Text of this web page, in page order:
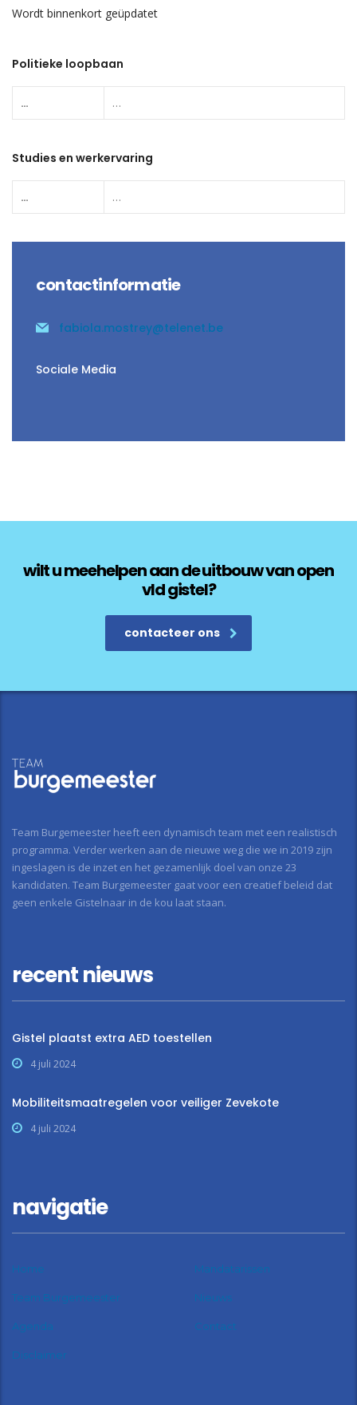
Wordt binnenkort geüpdatet
Politieke loopbaan
… …
Studies en werkervaring
… …
contactinformatie
fabiola.mostrey@telenet.be
Sociale Media
wilt u meehelpen aan de uitbouw van open
vld gistel?
contacteer ons
Team Burgemeester heeft een dynamisch team met een realistisch
programma. Verder werken aan de nieuwe weg die we in 2019 zijn
ingeslagen is de inzet en het gezamenlijk doel van onze 23
kandidaten. Team Burgemeester gaat voor een creatief beleid dat
geen enkele Gistelnaar in de kou laat staan.
recent nieuws
Gistel plaatst extra AED toestellen
4 juli 2024
Mobiliteitsmaatregelen voor veiliger Zevekote
4 juli 2024
navigatie
Home Mandatarissen
Team Burgemeester Nieuws
Agenda Contact
Disclaimer